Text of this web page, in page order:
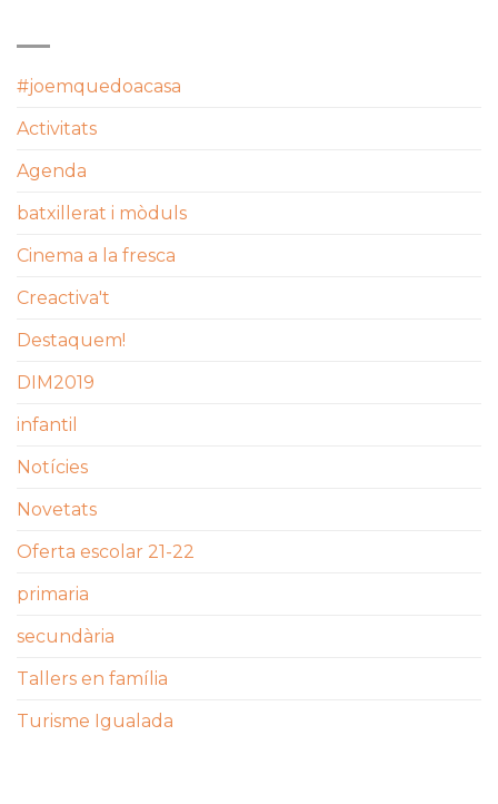
#joemquedoacasa
Activitats
Agenda
batxillerat i mòduls
Cinema a la fresca
Creactiva't
Destaquem!
DIM2019
infantil
Notícies
Novetats
Oferta escolar 21-22
primaria
secundària
Tallers en família
Turisme Igualada